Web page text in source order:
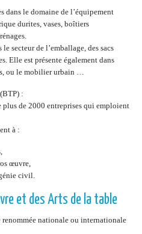
dans le domaine de l’équipement
durites, vases, boîtiers
secteur de l’emballage, des sacs
Elle est présente également dans
ou le mobilier urbain …
:
plus de 2000 entreprises qui emploient
à :
œuvre,
civil.
et des Arts de la table
nationale ou internationale